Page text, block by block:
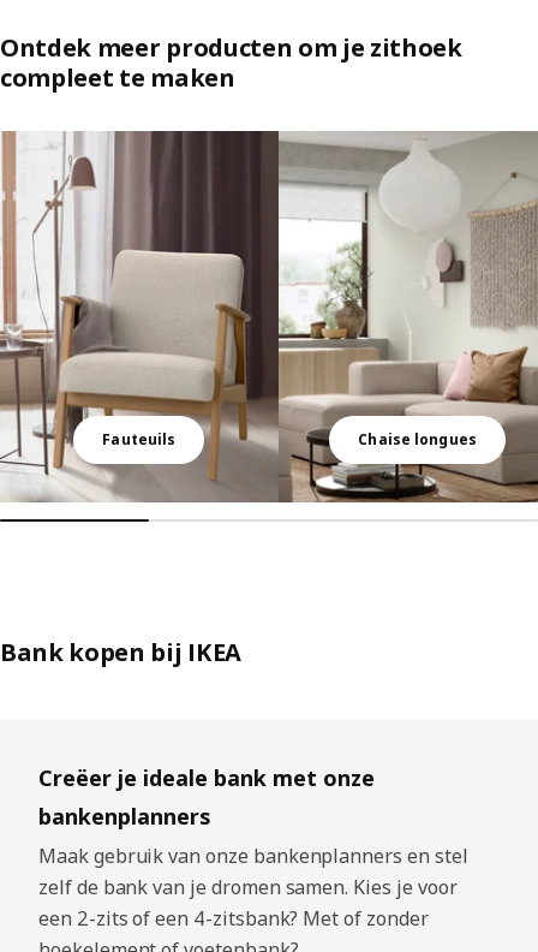
Ontdek meer producten om je zithoek
compleet te maken
Lijst overslaan
Fauteuils Chaise longues
Bank kopen bij IKEA
Creëer je ideale bank met onze
bankenplanners
Maak gebruik van onze bankenplanners en stel
zelf de bank van je dromen samen. Kies je voor
een 2-zits of een 4-zitsbank? Met of zonder